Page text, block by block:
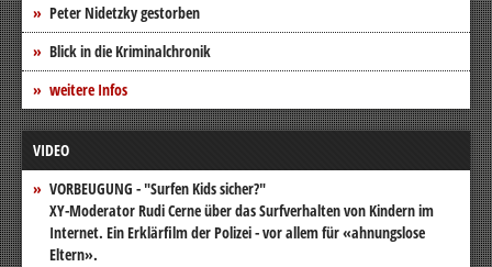
Peter Nidetzky gestorben
Blick in die Kriminalchronik
weitere Infos
VIDEO
VORBEUGUNG - "Surfen Kids sicher?"
XY-Moderator Rudi Cerne über das Surfverhalten von Kindern im
Internet. Ein Erklärfilm der Polizei - vor allem für «ahnungslose
Eltern».